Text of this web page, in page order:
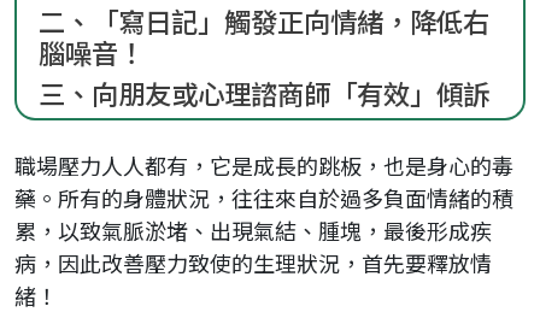
二、「寫日記」觸發正向情緒，降低右
腦噪音！
三、向朋友或心理諮商師「有效」傾訴
職場壓力人人都有，它是成長的跳板，也是身心的毒
藥。所有的身體狀況，往往來自於過多負面情緒的積
累，以致氣脈淤堵、出現氣結、腫塊，最後形成疾
病，因此改善壓力致使的生理狀況，首先要釋放情
緒！